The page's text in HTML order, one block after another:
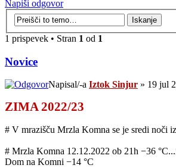
Napiši odgovor
1 prispevek • Stran 1 od 1
Novice
Napisal/-a Iztok Sinjur » 19 jul
ZIMA 2022/23
# V mrazišču Mrzla Komna se je sredi noči
# Mrzla Komna 12.12.2022 ob 21h −36
Dom na Komni −14 °C